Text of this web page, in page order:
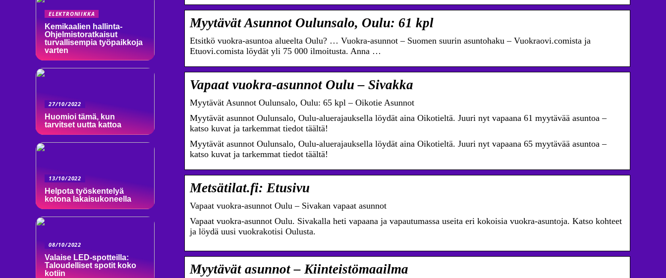
Myytävät Asunnot Oulunsalo, Oulu: 61 kpl
Etsitkö vuokra-asuntoa alueelta Oulu? … Vuokra-asunnot – Suomen suurin asuntohaku – Vuokraovi.comista ja
Etuovi.comista löydät yli 75 000 ilmoitusta. Anna …
Vapaat vuokra-asunnot Oulu – Sivakka
Myytävät Asunnot Oulunsalo, Oulu: 65 kpl – Oikotie Asunnot
Myytävät asunnot Oulunsalo, Oulu-aluerajauksella löydät aina Oikotieltä. Juuri nyt vapaana 61 myytävää asuntoa –
katso kuvat ja tarkemmat tiedot täältä!
Myytävät asunnot Oulunsalo, Oulu-aluerajauksella löydät aina Oikotieltä. Juuri nyt vapaana 65 myytävää asuntoa –
katso kuvat ja tarkemmat tiedot täältä!
Metsätilat.fi: Etusivu
Vapaat vuokra-asunnot Oulu – Sivakan vapaat asunnot
Vapaat vuokra-asunnot Oulu. Sivakalla heti vapaana ja vapautumassa useita eri kokoisia vuokra-asuntoja. Katso kohteet
ja löydä uusi vuokrakotisi Oulusta.
Myytävät asunnot – Kiinteistömaailma
ELEKTRONIIKKA
Kemikaalien hallinta-
Ohjelmistoratkaisut
turvallisempia työpaikkoja
varten
27/10/2022
Huomioi tämä, kun
tarvitset uutta kattoa
13/10/2022
Helpota työskentelyä
kotona lakaisukoneella
08/10/2022
Valaise LED-spotteilla:
Taloudelliset spotit koko
kotiin